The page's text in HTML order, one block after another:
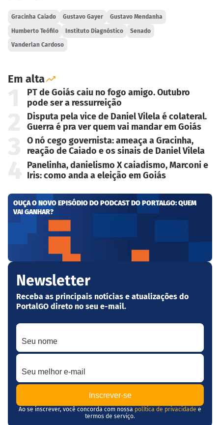
Gracinha Caiado Gustavo Gayer Gustavo Mendanha
Humberto Teófilo Instituto Diagnóstico Senado
Vanderlan Cardoso
Em alta
PT de Goiás caiu no fogo amigo. Outubro
pode ser a ressurreição
Disputa pela vice de Daniel Vilela é colateral.
Guerra é pra ver quem vai mandar em Goiás
O nó cego governista: ameaça a Gracinha,
reação de Caiado e os sinais de Daniel Vilela
Panelinha, danielismo X caiadismo, Marconi e
Iris: como anda a eleição em Goiás
OUÇA O NOVO EPISÓDIO DO PODCAST DO PORTALGO: QUEM
VAI GANHAR?
Newsletter
Receba as principais notícias e atualizações do
PortalGO direto no seu e-mail.
Seu nome
Seu melhor e-mail
Ao se inscrever, você concorda com nossa política de privacidade e
termos de serviço.